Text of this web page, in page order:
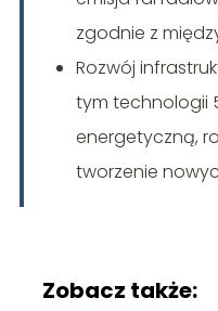
zgodnie z
Rozwój
tym technologii
energetyczną,
tworzenie
Zobacz także: